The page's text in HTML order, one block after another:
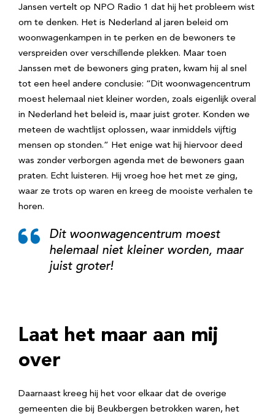
Jansen vertelt op NPO Radio 1 dat hij het probleem wist
om te denken. Het is Nederland al jaren beleid om
woonwagenkampen in te perken en de bewoners te
verspreiden over verschillende plekken. Maar toen
Janssen met de bewoners ging praten, kwam hij al snel
tot een heel andere conclusie: “Dit woonwagencentrum
moest helemaal niet kleiner worden, zoals eigenlijk overal
in Nederland het beleid is, maar juist groter. Konden we
meteen de wachtlijst oplossen, waar inmiddels vijftig
mensen op stonden.” Het enige wat hij hiervoor deed
was zonder verborgen agenda met de bewoners gaan
praten. Echt luisteren. Hij vroeg hoe het met ze ging,
waar ze trots op waren en kreeg de mooiste verhalen te
horen.
Dit woonwagencentrum moest
helemaal niet kleiner worden, maar
juist groter!
Laat het maar aan mij
over
Daarnaast kreeg hij het voor elkaar dat de overige
gemeenten die bij Beukbergen betrokken waren, het